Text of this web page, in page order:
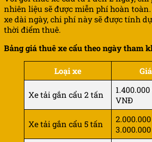
nhiên liệu sẽ được miễn phí hoàn
xe dài ngày, chi phí này sẽ được tính
thời điểm thuê.
Bảng giá thuê xe cẩu theo ngày tham
Loại xe
Xe tải gắn cẩu 2 tấn
VNĐ
Xe tải gắn cẩu 5 tấn